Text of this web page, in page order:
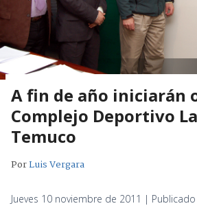
A fin de año iniciarán
Complejo Deportivo
Temuco
PorLuis Vergara
Jueves 10 noviembre de 2011 |